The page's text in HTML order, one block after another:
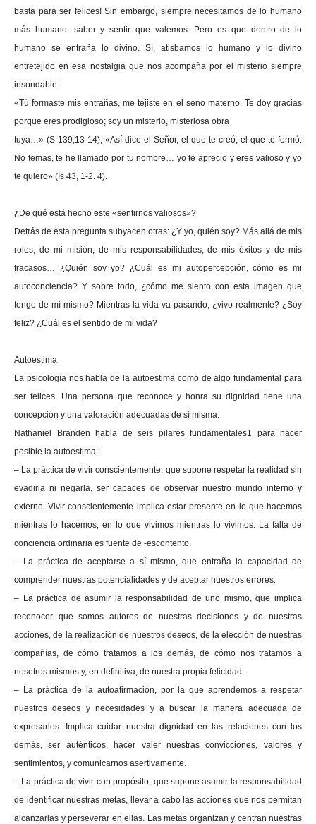
basta para ser felices! Sin embargo, siempre necesitamos de lo humano
más humano: saber y sentir que valemos. Pero es que dentro de lo
humano se entraña lo divino. Sí, atisbamos lo humano y lo divino
entretejido en esa nostalgia que nos acompaña por el misterio siempre
insondable:
«Tú formaste mis entrañas, me tejiste en el seno materno. Te doy gracias
porque eres prodigioso; soy un misterio, misteriosa obra
tuya…» (S 139,13-14); «Así dice el Señor, el que te creó, el que te formó:
No temas, te he llamado por tu nombre… yo te aprecio y eres valioso y yo
te quiero» (Is 43, 1-2. 4).
¿De qué está hecho este «sentirnos valiosos»?
Detrás de esta pregunta subyacen otras: ¿Y yo, quién soy? Más allá de mis
roles, de mi misión, de mis responsabilidades, de mis éxitos y de mis
fracasos… ¿Quién soy yo? ¿Cuál es mi autopercepción, cómo es mi
autoconciencia? Y sobre todo, ¿cómo me siento con esta imagen que
tengo de mí mismo? Mientras la vida va pasando, ¿vivo realmente? ¿Soy
feliz? ¿Cuál es el sentido de mi vida?
Autoestima
La psicología nos habla de la autoestima como de algo fundamental para
ser felices. Una persona que reconoce y honra su dignidad tiene una
concepción y una valoración adecuadas de sí misma.
Nathaniel Branden habla de seis pilares fundamentales1 para hacer
posible la autoestima:
– La práctica de vivir conscientemente, que supone respetar la realidad sin
evadirla ni negarla, ser capaces de observar nuestro mundo interno y
externo. Vivir conscientemente implica estar presente en lo que hacemos
mientras lo hacemos, en lo que vivimos mientras lo vivimos. La falta de
conciencia ordinaria es fuente de -escontento.
– La práctica de aceptarse a sí mismo, que entraña la capacidad de
comprender nuestras potencialidades y de aceptar nuestros errores.
– La práctica de asumir la responsabilidad de uno mismo, que implica
reconocer que somos autores de nuestras decisiones y de nuestras
acciones, de la realización de nuestros deseos, de la elección de nuestras
compañías, de cómo tratamos a los demás, de cómo nos tratamos a
nosotros mismos y, en definitiva, de nuestra propia felicidad.
– La práctica de la autoafirmación, por la que aprendemos a respetar
nuestros deseos y necesidades y a buscar la manera adecuada de
expresarlos. Implica cuidar nuestra dignidad en las relaciones con los
demás, ser auténticos, hacer valer nuestras convicciones, valores y
sentimientos, y comunicarnos asertivamente.
– La práctica de vivir con propósito, que supone asumir la responsabilidad
de identificar nuestras metas, llevar a cabo las acciones que nos permitan
alcanzarlas y perseverar en ellas. Las metas organizan y centran nuestras